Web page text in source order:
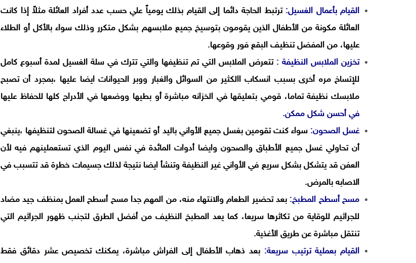
القيام بأعمال الغسيل: ترتبط الحاجة دائما إلى القيام بذلك يومياً علي حسب عدد أفراد العائلة مثلاً إذا كانت
العائلة مكونة من الأطفال الذين يقومون بتوسيخ جميع ملابسهم بشكل متكرر وذلك سواء بالأكل أو الطلاء
عليها، من المفضل تنظيف البقع فور وقوعها.
تخزين الملابس النظيفة : تتعرض الملابس التي تم تنظيفها والتي تترك في سلة الغسيل لمدة أسبوع كامل
للإتساخ مره أخرى بسبب انسكاب االكثير من السوائل والغبار ووبر الحيوانات ايضا عليها ،بمجرد أن تصبح
ملابسك نظيفة تماما، قومي بتعليقها في الخزانه مباشرة أو بطيها ووضعها في الأدراج كلها للحفاظ عليها
في أحسن شكل ممكن.
غسل الصحون: سواء كنت تقومين بغسل جميع الأواني باليد أو تضعينها في غسالة الصحون لتنظيفها ،ينبغي
أن تحاولي غسل جميع الأطباق والصحون وايضا أدوات المائدة في نفس اليوم الذي تستعملينهم فيه لأن
العفن قد يتشكل بشكل سريع في الأواني غير النظيفة وتنشأ ايضا نتيجة لذلك جسيمات خطرة قد تتسبب في
الاصابه بالمرض.
مسح أسطح المطبخ: بعد تحضير الطعام والانتهاء منه، من المهم جدا مسح أسطح العمل بمنظف جيد مضاد
للجراثيم للوقاية من تكاثرها سريعا، كما يعد المطبخ النظيف من أفضل الطرق لتجنب ظهور الجراثيم التي
تنتقل مباشرة عن طريق الأغذية.
القيام بعملية ترتيب سريعة: بعد ذهاب الأطفال إلى الفراش مباشرة، يمكنك تخصيص عشر دقائق فقط